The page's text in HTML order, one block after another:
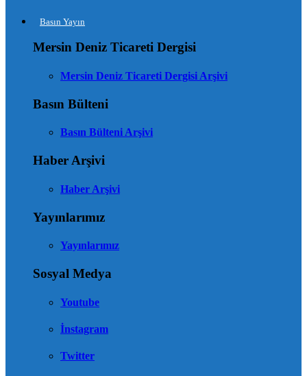
Basın Yayın
Mersin Deniz Ticareti Dergisi
Mersin Deniz Ticareti Dergisi Arşivi
Basın Bülteni
Basın Bülteni Arşivi
Haber Arşivi
Haber Arşivi
Yayınlarımız
Yayınlarımız
Sosyal Medya
Youtube
İnstagram
Twitter